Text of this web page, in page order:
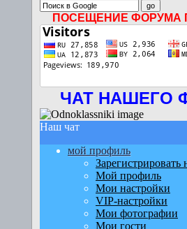
ПОСЕЩЕНИЕ ФОРУМА
ЧАТ НАШЕГО